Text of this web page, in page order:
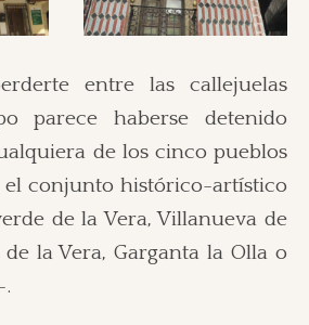
entre las callejuelas
parece haberse detenido
de los cinco pueblos
conjunto histórico-artístico
de la Vera, Villanueva de
la Vera, Garganta la Olla o
.